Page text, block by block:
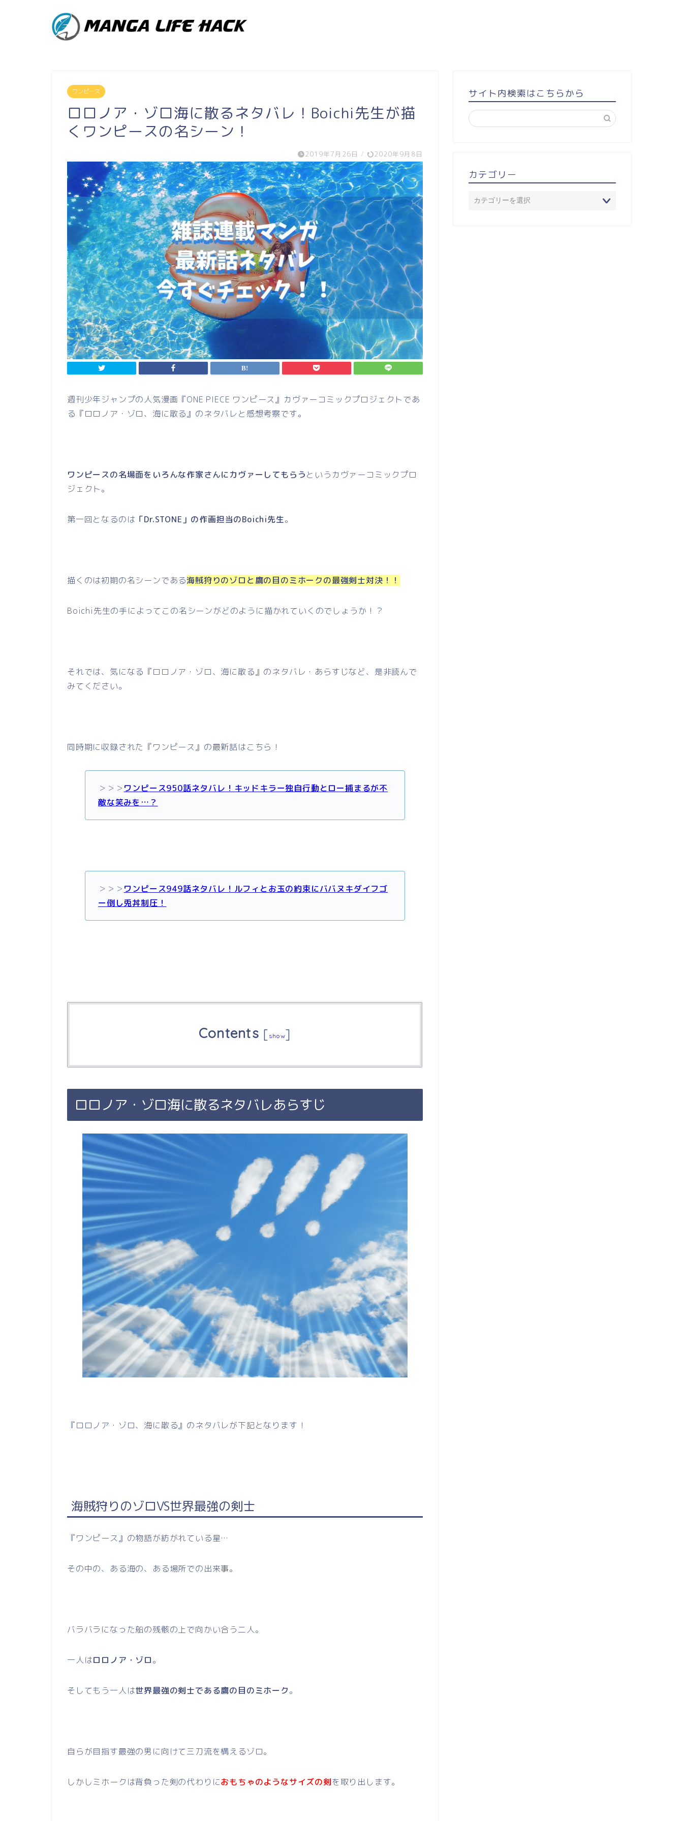
ワンピース
ロロノア・ゾロ海に散るネタバレ！Boichi先生が描
くワンピースの名シーン！
2019年7月26日 / 2020年9月8日
週刊少年ジャンプの人気漫画『ONE PIECE ワンピース』カヴァーコミックプロジェクトであ
る『ロロノア・ゾロ、海に散る』のネタバレと感想考察です。
ワンピースの名場面をいろんな作家さんにカヴァーしてもらうというカヴァーコミックプロ
ジェクト。
第一回となるのは 「Dr.STONE」の作画担当のBoichi先生。
描くのは初期の名シーンである海賊狩りのゾロと鷹の目のミホークの最強剣士対決！！
Boichi先生の手によってこの名シーンがどのように描かれていくのでしょうか！？
それでは、気になる『ロロノア・ゾロ、海に散る』のネタバレ・あらすじなど、是非読んで
みてください。
同時期に収録された『ワンピース』の最新話はこちら！
＞＞＞ ワンピース950話ネタバレ！キッドキラー独自行動とロー捕まるが不
敵な笑みを…？
＞＞＞ ワンピース949話ネタバレ！ルフィとお玉の約束にババヌキダイフゴ
ー倒し兎丼制圧！
Contents [ show]
ロロノア・ゾロ海に散るネタバレあらすじ
『ロロノア・ゾロ、海に散る』のネタバレが下記となります！
海賊狩りのゾロVS世界最強の剣士
『ワンピース』の物語が紡がれている星…
その中の、ある海の、ある場所での出来事。
バラバラになった船の残骸の上で向かい合う二人。
一人はロロノア・ゾロ。
そしてもう一人は世界最強の剣士である鷹の目のミホーク。
自らが目指す最強の男に向けて三刀流を構えるゾロ。
しかしミホークは背負った剣の代わりにおもちゃのようなサイズの剣を取り出します。
サイト内検索はこちらから
カテゴリー